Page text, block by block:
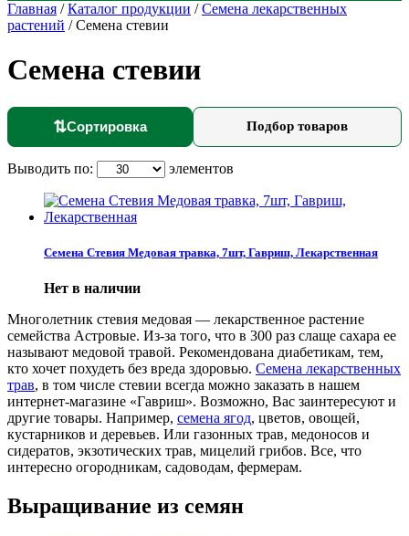
Главная /Каталог продукции /Семена лекарственных
растений /Семена стевии
Семена стевии
⇅Сортировка Подбор товаров
Выводить по: элементов
Семена Стевия Медовая травка, 7шт, Гавриш, Лекарственная
Нет в наличии
Многолетник стевия медовая — лекарственное растение
семейства Астровые. Из-за того, что в 300 раз слаще сахара ее
называют медовой травой. Рекомендована диабетикам, тем,
кто хочет похудеть без вреда здоровью. Семена лекарственных
трав, в том числе стевии всегда можно заказать в нашем
интернет-магазине «Гавриш». Возможно, Вас заинтересуют и
другие товары. Например, семена ягод, цветов, овощей,
кустарников и деревьев. Или газонных трав, медоносов и
сидератов, экзотических трав, мицелий грибов. Все, что
интересно огородникам, садоводам, фермерам.
Выращивание из семян